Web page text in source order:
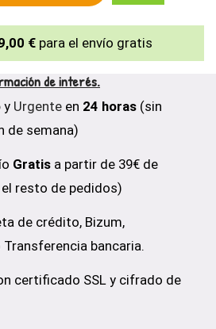
€ para el envío gratis
de interés.
y Urgente en 24 horas (sin
de semana)
Gratis a partir de 39€ de
resto de pedidos)
de crédito, Bizum,
bancaria.
certificado SSL y cifrado de